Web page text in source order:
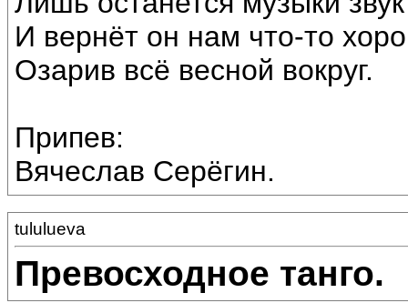
И вернёт он нам что-то
Озарив всё весной вокруг.
Припев:
Вячеслав Серёгин.
tululueva
Превосходное танго.